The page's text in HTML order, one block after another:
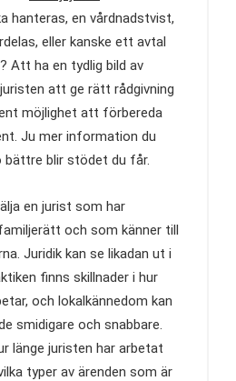
hanteras, en vårdnadstvist,
eller kanske ett avtal
Att ha en tydlig bild av
att ge rätt rådgivning
möjlighet att förbereda
Ju mer information du
bättre blir stödet du får.
en jurist som har
och som känner till
Juridik kan se likadan ut i
finns skillnader i hur
och lokalkännedom kan
smidigare och snabbare.
länge juristen har arbetat
typer av ärenden som är